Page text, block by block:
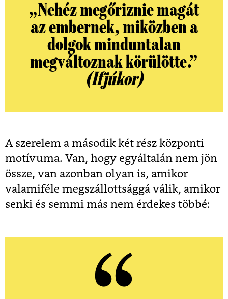
„Nehéz megőriznie magát
az embernek, miközben a
dolgok minduntalan
megváltoznak körülötte.”
(Ifjúkor)
A szerelem a második két rész központi
motívuma. Van, hogy egyáltalán nem jön
össze, van azonban olyan is, amikor
valamiféle megszállottsággá válik, amikor
senki és semmi más nem érdekes többé: